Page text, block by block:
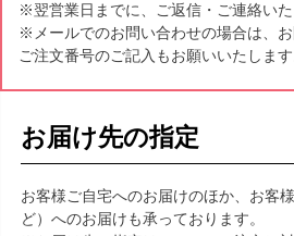
※翌営業日までに、ご返信・ご連絡いた
※メールでのお問い合わせの場合は、お
ご注文番号のご記入もお願いいたします
お届け先の指定
お客様ご自宅へのお届けのほか、お客
ど）へのお届けも承っております。